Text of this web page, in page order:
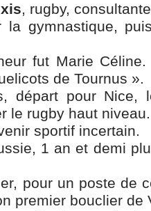
, rugby,
gymnastique,
fut Marie
de Tournus ».
départ pour Nice,
le rugby haut niveau.
sportif incertain.
1 an et demi
pour un poste de
premier bouclier de